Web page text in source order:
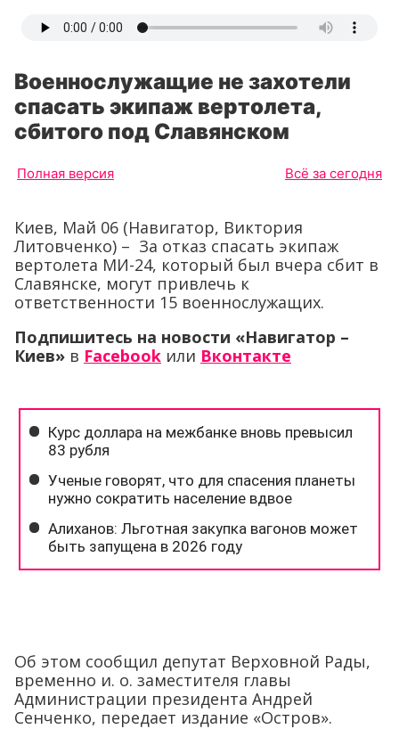
Военнослужащие не захотели
спасать экипаж вертолета,
сбитого под Славянском
Полная версия Всё за сегодня
Киев, Май 06 (Навигатор, Виктория
Литовченко) – За отказ спасать экипаж
вертолета МИ-24, который был вчера сбит в
Славянске, могут привлечь к
ответственности 15 военнослужащих.
Подпишитесь на новости «Навигатор –
Киев» в Facebook или Вконтакте
Об этом сообщил депутат Верховной Рады,
временно и. о. заместителя главы
Администрации президента Андрей
Сенченко, передает издание «Остров».